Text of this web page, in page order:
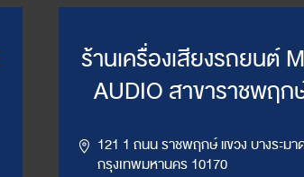
ร้านเครื่องเสียงรถยนต์
AUDIO สาขาราชพฤกษ์ ( Vivi
121 1 ถนน ราชพฤกษ์ แขวง บางระมา
กรุงเทพมหานคร 10170